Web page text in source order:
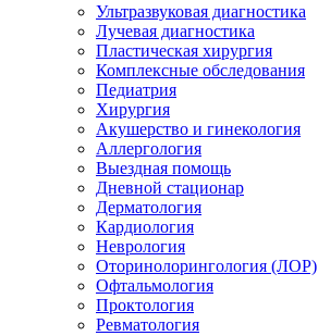
Ультразвуковая диагностика
Лучевая диагностика
Пластическая хирургия
Комплексные обследования
Педиатрия
Хирургия
Акушерство и гинекология
Аллергология
Выездная помощь
Дневной стационар
Дерматология
Кардиология
Неврология
Оторинолорингология (ЛОР)
Офтальмология
Проктология
Ревматология